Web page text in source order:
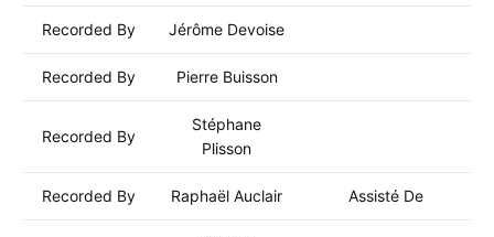
Recorded By Jérôme Devoise
Recorded By Pierre Buisson
Recorded By
Stéphane
Plisson
Recorded By Raphaël Auclair Assisté De